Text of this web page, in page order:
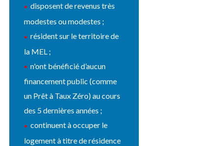
disposent de revenus très
modestes ou modestes ;
résident sur le territoire de
la MEL ;
n'ont bénéficié d’aucun
financement public (comme
un Prêt à Taux Zéro) au cours
des 5 dernières années ;
continuent à occuper le
logement à titre de résidence